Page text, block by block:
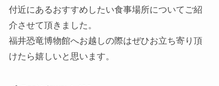
付近にあるおすすめしたい食事場所についてご紹
介させて頂きました。
福井恐竜博物館へお越しの際はぜひお立ち寄り頂
けたら嬉しいと思います。